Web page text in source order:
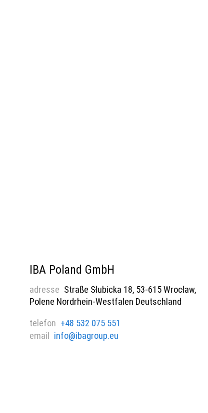
IBA Poland GmbH
adresse Straße Słubicka 18, 53-615 Wrocław,
Polene Nordrhein-Westfalen Deutschland
telefon +48 532 075 551
email
info@ibagroup.eu